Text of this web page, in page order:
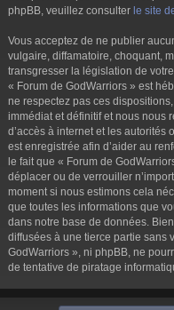
phpBB, veuillez consulter le site
Vous acceptez de ne publier
vulgaire, diffamatoire, choquant,
transgresser la législation de
« Forum de GodWarriors » est
ne respectez pas ces
immédiat et définitif et nous nous
d’accès à internet et les autorités
est enregistrée afin d’aider au
le fait que « Forum de
déplacer ou de verrouiller
moment si nous estimons cela
que toutes les informations que
dans notre base de données.
diffusées à une tierce partie sans
GodWarriors », ni phpBB, ne
de tentative de piratage